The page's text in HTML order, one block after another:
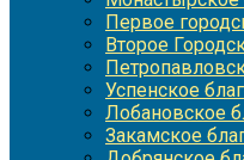
Первое
Второе
Успенское
Лобановское
Закамское